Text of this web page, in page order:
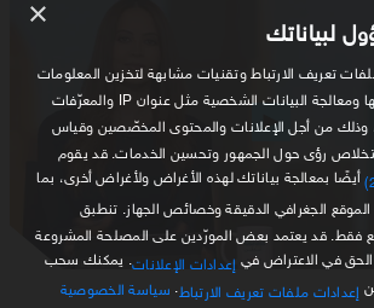
× لبياناتك
تعريف الارتباط وتقنيات مشابهة لتخزين المعلومات
على جهازك والوصول إليها ومعالجة البيانات الشخصية مثل عنوان IP والمعرّفات
وذلك من أجل الإعلانات والمحتوى المخصّصين وقياس
رؤى حول الجمهور وتحسين الخدمات. قد يقوم
أيضًا بمعالجة بياناتك لهذه الأغراض ولأغراض أخرى، بما
الجغرافي الدقيقة وخصائص الجهاز. تنطبق
فقط. قد يعتمد بعض المورّدين على المصلحة المشروعة
في الاعتراض في إعدادات الإعلانات . يمكنك سحب
إعدادات ملفات تعريف الارتباط سياسة الخصوصية